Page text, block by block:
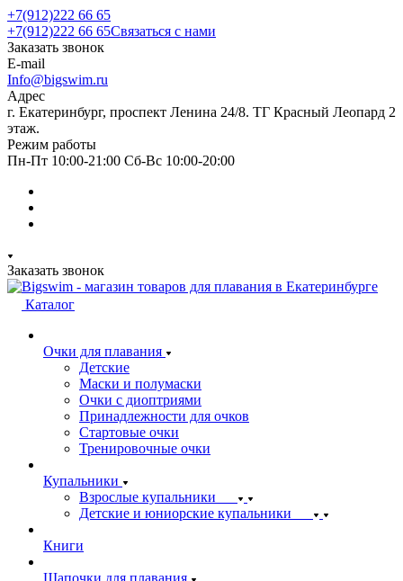
+7(912)222 66 65
+7(912)222 66 65Связаться с нами
Заказать звонок
E-mail
Info@bigswim.ru
Адрес
г. Екатеринбург, проспект Ленина 24/8. ТГ Красный Леопард 2
этаж.
Режим работы
Пн-Пт 10:00-21:00 Сб-Вс 10:00-20:00
Заказать звонок
Каталог
Очки для плавания
Детские
Маски и полумаски
Очки с диоптриями
Принадлежности для очков
Стартовые очки
Тренировочные очки
Купальники
Взрослые купальники
Детские и юниорские купальники
Книги
Шапочки для плавания